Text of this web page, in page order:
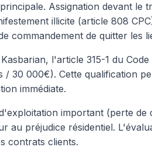
Assignation devant le
illicite (article 808
commandement de quitter les
l'article 315-1 du
/ 30 000€). Cette qualification
immédiate.
important (perte
au préjudice résidentiel.
contrats clients.